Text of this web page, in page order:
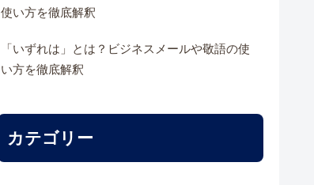
使い方を徹底解釈
「いずれは」とは？ビジネスメールや敬語の使
い方を徹底解釈
カテゴリー